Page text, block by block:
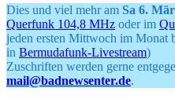
Dies und viel mehr am Sa 6.
Querfunk 104,8 MHz oder im
jeden ersten Mittwoch im Monat
in Bermudafunk-Livestream)
Zuschriften werden gerne
mail@badnewsenter.de.